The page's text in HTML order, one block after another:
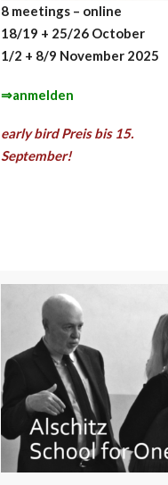
8 meetings – online
18/19 + 25/26 October
1/2 + 8/9 November 2025
⇒anmelden
early bird Preis bis 15.
September!